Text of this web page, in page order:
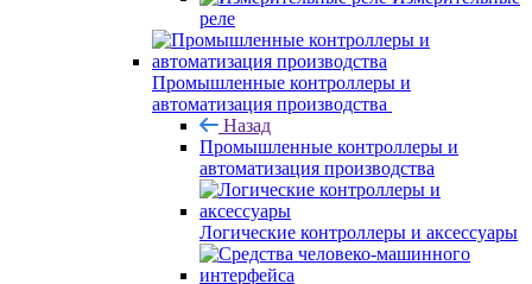
реле
Промышленные контроллеры и
автоматизация производства
Назад
Промышленные контроллеры и
автоматизация производства
Логические контроллеры и аксессуары